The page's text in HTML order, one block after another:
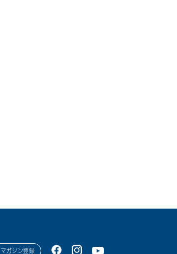
ガジン登録